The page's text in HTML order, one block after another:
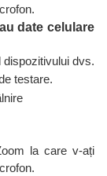
date celulare
dvs.
testare.
la care v-ați